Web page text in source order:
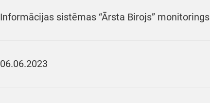
Informācijas sistēmas “Ārsta Birojs” monitorings
06.06.2023